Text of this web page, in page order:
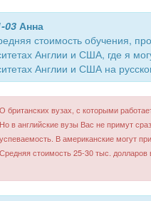
03Анна
стоимость обучения,
Англии и США, где я
Англии и США на
О британских вузах, с которыми
Но в английские вузы Вас не примут
успеваемость. В американские могут
Средняя стоимость 25-30 тыс. долларов